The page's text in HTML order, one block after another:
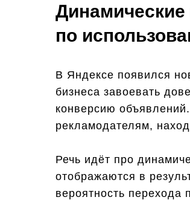
Динамические
по
В Яндексе появился
бизнеса завоевать
конверсию
рекламодателям,
Речь идёт про
отображаются в
вероятность